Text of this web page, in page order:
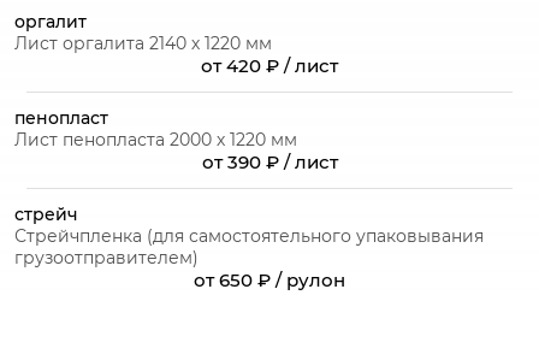
оргалит
Лист оргалита 2140 х 1220 мм
от 420 ₽ / лист
пенопласт
Лист пенопласта 2000 х 1220 мм
от 390 ₽ / лист
стрейч
Стрейчпленка (для самостоятельного упаковывания
грузоотправителем)
от 650 ₽ / рулон